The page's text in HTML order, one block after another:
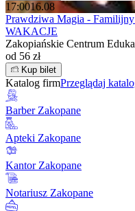
17:0016.08
Prawdziwa Magia -
WAKACJE
Zakopiańskie Centrum
od 56 zł
Kup bilet
Katalog firmPrzeglądaj
Barber Zakopane
Apteki Zakopane
Kantor Zakopane
Notariusz Zakopane